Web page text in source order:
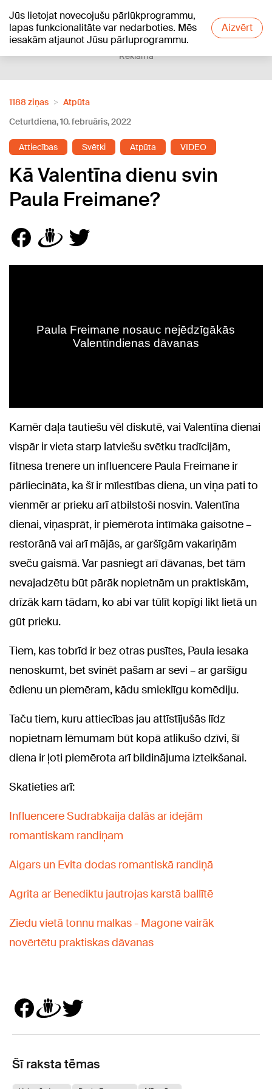
Jūs lietojat novecojušu pārlūkprogrammu,
lapas funkcionalitāte var nedarboties. Mēs
iesakām atjaunot Jūsu pārluprogrammu.
Aizvērt
+15°C
Reklāma
1188 ziņas
Atpūta
Ceturtdiena, 10. februāris, 2022
Attiecības Svētki Atpūta VIDEO
Kā Valentīna dienu svin
Paula Freimane?
Kamēr daļa tautiešu vēl diskutē, vai Valentīna dienai
vispār ir vieta starp latviešu svētku tradīcijām,
fitnesa trenere un influencere Paula Freimane ir
pārliecināta, ka šī ir mīlestības diena, un viņa pati to
vienmēr ar prieku arī atbilstoši nosvin. Valentīna
dienai, viņasprāt, ir piemērota intīmāka gaisotne –
restorānā vai arī mājās, ar garšīgām vakariņām
sveču gaismā. Var pasniegt arī dāvanas, bet tām
nevajadzētu būt pārāk nopietnām un praktiskām,
drīzāk kam tādam, ko abi var tūlīt kopīgi likt lietā un
gūt prieku.
Tiem, kas tobrīd ir bez otras pusītes, Paula iesaka
nenoskumt, bet svinēt pašam ar sevi – ar garšīgu
ēdienu un piemēram, kādu smieklīgu komēdiju.
Taču tiem, kuru attiecības jau attīstījušās līdz
nopietnam lēmumam būt kopā atlikušo dzīvi, šī
diena ir ļoti piemērota arī bildinājuma izteikšanai.
Skatieties arī:
Influencere Sudrabkaija dalās ar idejām
romantiskam randiņam
Aigars un Evita dodas romantiskā randiņā
Agrita ar Benediktu jautrojas karstā ballītē
Ziedu vietā tonnu malkas - Magone vairāk
novērtētu praktiskas dāvanas
Šī raksta tēmas